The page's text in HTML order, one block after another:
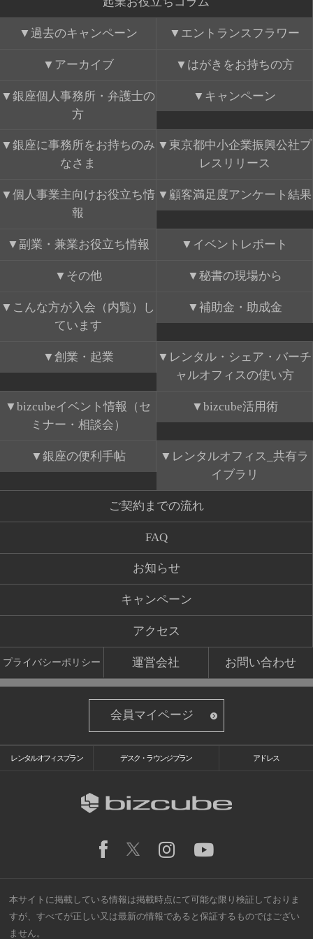
過去のキャンペーン エントランスフラワー
アーカイブ はがきをお持ちの方
銀座個人事務所・弁護士の
方
キャンペーン
銀座に事務所をお持ちのみ
なさま
東京都中小企業振興公社プ
レスリリース
個人事業主向けお役立ち情
報
顧客満足度アンケート結果
副業・兼業お役立ち情報 イベントレポート
その他 秘書の現場から
こんな方が入会（内覧）し
ています
補助金・助成金
創業・起業
レンタル・シェア・バーチ
ャルオフィスの使い方
bizcubeイベント情報（セ
ミナー・相談会）
bizcube活用術
銀座の便利手帖
レンタルオフィス_共有ラ
イブラリ
ご契約までの流れ
FAQ
お知らせ
キャンペーン
アクセス
プライバシーポリシー 運営会社 お問い合わせ
会員マイページ
レンタルオフィスプラン デスク・ラウンジプラン アドレス
本サイトに掲載している情報は掲載時点にて可能な限り検証しておりま
すが、すべてが正しい又は最新の情報であると保証するものではござい
ません。